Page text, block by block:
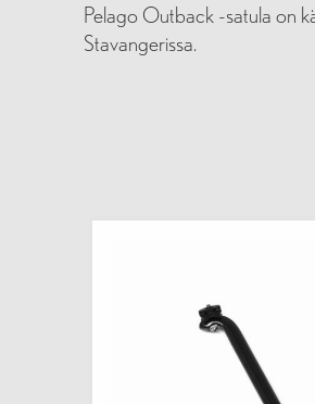
Pelago Outback -satula on
Stavangerissa.